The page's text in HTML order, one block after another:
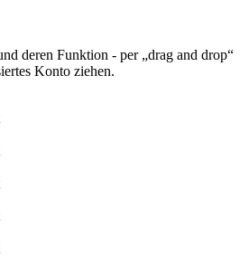
deren Funktion - per „drag and drop“
Konto ziehen.